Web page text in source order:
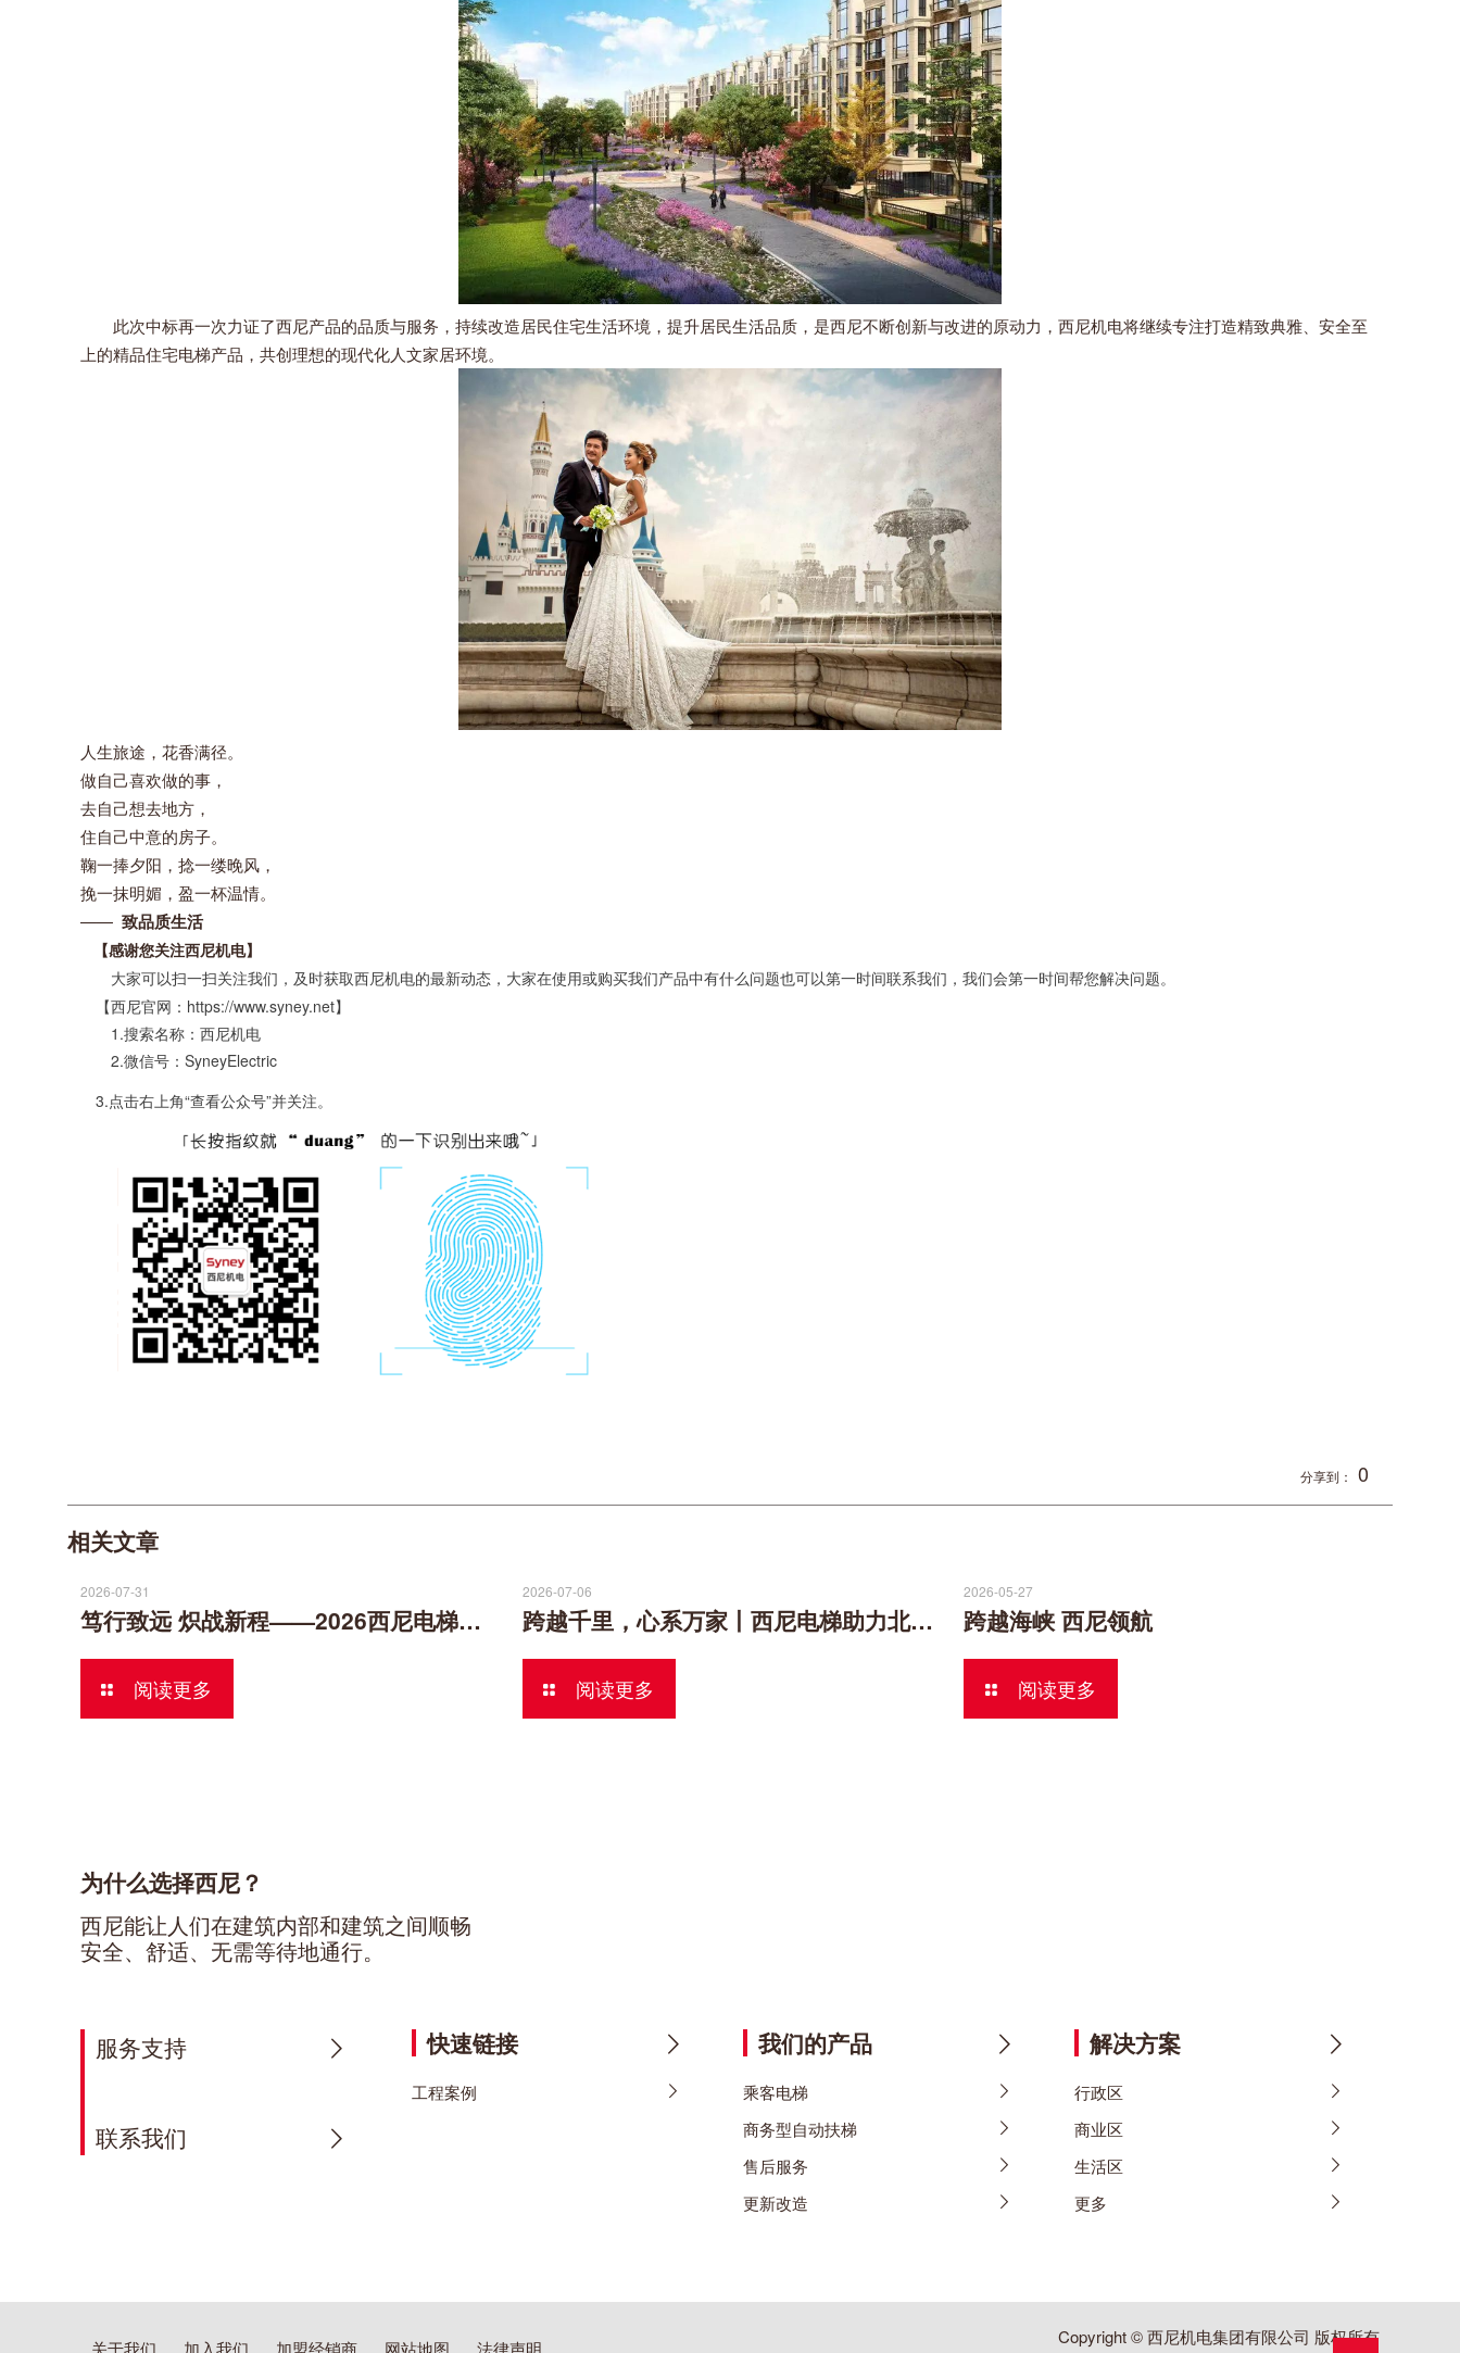
此次中标再一次力证了西尼产品的品质与服务，持续改造居民住宅生活环境，提升居民生活品质，是西尼不断创新与改进的原动力，西尼机电将继续专注打造精致典雅、安全至
上的精品住宅电梯产品，共创理想的现代化人文家居环境。
人生旅途，花香满径。
做自己喜欢做的事，
去自己想去地方，
住自己中意的房子。
鞠一捧夕阳，捻一缕晚风，
挽一抹明媚，盈一杯温情。
——致品质生活
【感谢您关注西尼机电】
大家可以扫一扫关注我们，及时获取西尼机电的最新动态，大家在使用或购买我们产品中有什么问题也可以第一时间联系我们，我们会第一时间帮您解决问题。
【西尼官网：https://www.syney.net】
1.搜索名称：西尼机电
2.微信号：SyneyElectric
3.点击右上角“查看公众号”并关注。
分享到： 0
相关文章
2026-07-31
笃行致远 炽战新程——2026西尼电梯半年度营销工作会议
阅读更多
2026-07-06
跨越千里，心系万家丨西尼电梯助力北京葵花社民生安居
阅读更多
2026-05-27
跨越海峡 西尼领航
阅读更多
为什么选择西尼？
西尼能让人们在建筑内部和建筑之间顺畅
安全、舒适、无需等待地通行。
服务支持
联系我们
快速链接
工程案例
我们的产品
乘客电梯
商务型自动扶梯
售后服务
更新改造
解决方案
行政区
商业区
生活区
更多
关于我们 加入我们 加盟经销商 网站地图 法律声明
Copyright © 西尼机电集团有限公司 版权所有